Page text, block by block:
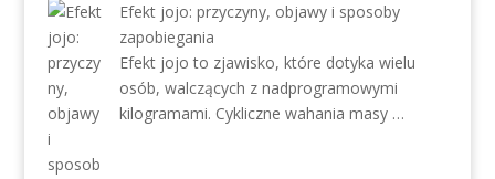
Efekt jojo: przyczyny, objawy i sposoby
zapobiegania
Efekt jojo to zjawisko, które dotyka wielu
osób, walczących z nadprogramowymi
kilogramami. Cykliczne wahania masy …